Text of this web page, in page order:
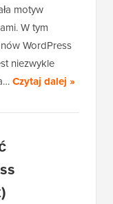
motyw
W tym
WordPress
niezwykle
Czytaj dalej »